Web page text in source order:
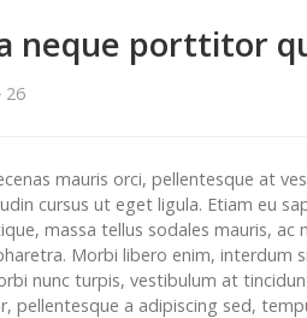
neque porttitor
26
mauris orci, pellentesque at
cursus ut eget ligula. Etiam eu
massa tellus sodales mauris, ac
Morbi libero enim, interdum
nunc turpis, vestibulum at
pellentesque a adipiscing sed,